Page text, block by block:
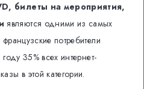
билеты на мероприятия,
являются одними из самых
потребители
35% всех интернет-
в этой категории.